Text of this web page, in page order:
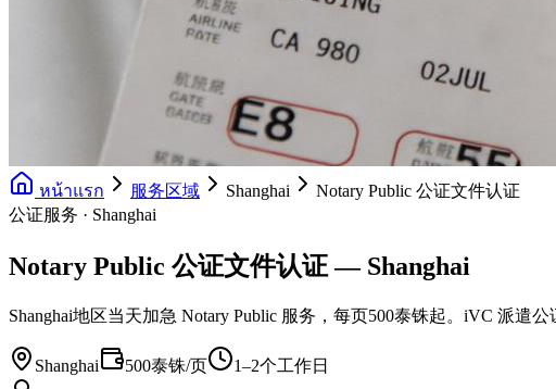
หน้าแรก 服务区域 Shanghai
Notary Public 公证文件认证
公证服务 · Shanghai
Notary Public 公证文件认证 — Shanghai
Shanghai地区当天加急 Notary Public 服务，每页500泰铢起。iVC 派
Shanghai 500泰铢/页 1–2个工作日